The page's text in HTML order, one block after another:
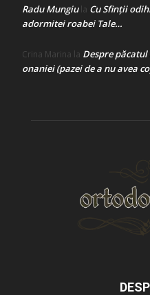
Radu Mungiula Cu Sfinții
adormitei roabei Tale…
Crina Marina la Despre
onaniei (pazei de a nu avea